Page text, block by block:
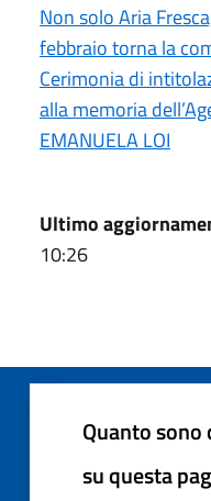
Non solo Aria
febbraio torna la
Cerimonia di
alla memoria
EMANUELA LOI
Ultimo
10:26
Quanto
su questa